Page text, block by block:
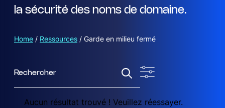
la sécurité des noms de domaine.
Home / Ressources / Garde en milieu fermé
R
c
Aucun résultat trouvé ! Veuillez réessayer.